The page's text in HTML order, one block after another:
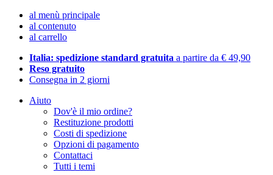
al menù principale
al contenuto
al carrello
Italia: spedizione standard gratuita a partire da € 49,90
Reso gratuito
Consegna in 2 giorni
Aiuto
Dov'è il mio ordine?
Restituzione prodotti
Costi di spedizione
Opzioni di pagamento
Contattaci
Tutti i temi